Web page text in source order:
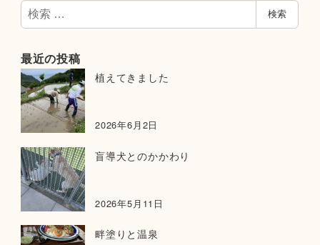
検
索
検索
最近の投稿
植えてきました
2026年6月2日
盲導犬とのかかわり
2026年5月11日
畔塗りと温泉